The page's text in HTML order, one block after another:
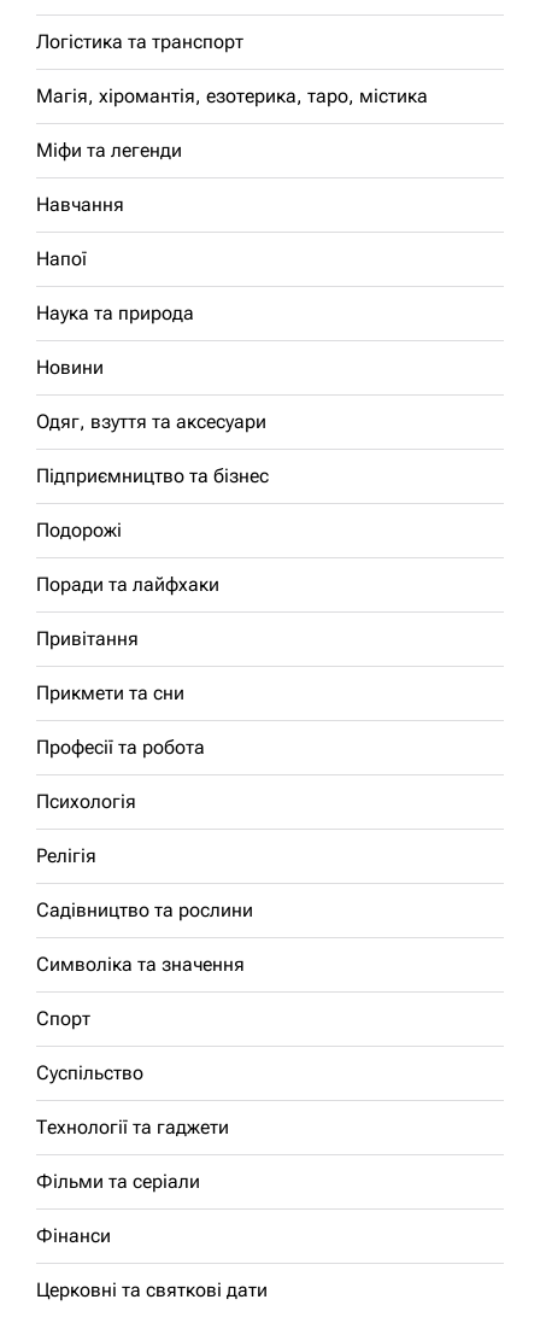
Логістика та транспорт
Магія, хіромантія, езотерика, таро, містика
Міфи та легенди
Навчання
Напої
Наука та природа
Новини
Одяг, взуття та аксесуари
Підприємництво та бізнес
Подорожі
Поради та лайфхаки
Привітання
Прикмети та сни
Професії та робота
Психологія
Релігія
Садівництво та рослини
Символіка та значення
Спорт
Суспільство
Технології та гаджети
Фільми та серіали
Фінанси
Церковні та святкові дати